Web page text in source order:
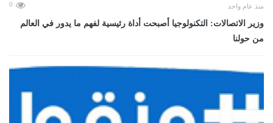
منذ عام واحد 0
وزير الاتصالات: التكنولوجيا أصبحت أداة رئيسية لفهم ما يدور في العالم
من حولنا